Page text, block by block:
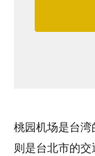
桃园机场是台
则是台北市的交